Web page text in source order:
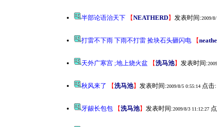
半部论语治天下 【NEATHERD】 发表时间:2009/
打雷不下雨 下雨不打雷 捡块石头砸闪电 【
天外广寒宫 ;地上烧火盆 【洗马池】 发表时间:
秋风来了 【洗马池】 发表时间:2009/8/5 0:55:14 点击:
牙龈长包包 【洗马池】 发表时间:2009/8/3 11:12:27